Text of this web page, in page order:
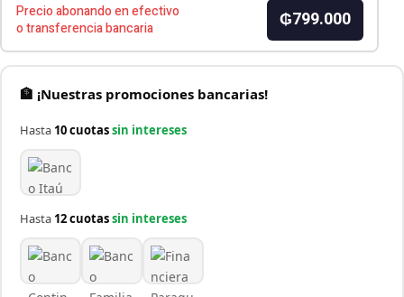
Precio abonando en efectivo
o transferencia bancaria
₲799.000
🏦 ¡Nuestras promociones bancarias!
Hasta 10 cuotassin intereses
Hasta 12 cuotassin intereses